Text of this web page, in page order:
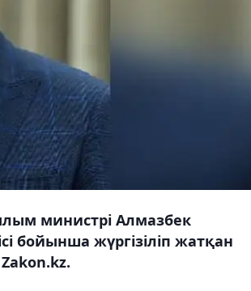
министрі Алмазбек
бойынша жүргізіліп жатқан